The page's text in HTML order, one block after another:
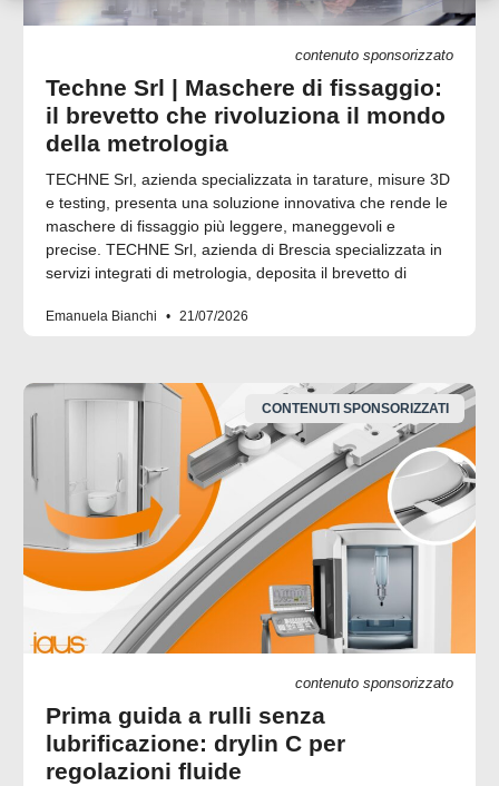
contenuto sponsorizzato
Techne Srl | Maschere di fissaggio:
il brevetto che rivoluziona il mondo
della metrologia
TECHNE Srl, azienda specializzata in tarature, misure 3D
e testing, presenta una soluzione innovativa che rende le
maschere di fissaggio più leggere, maneggevoli e
precise. TECHNE Srl, azienda di Brescia specializzata in
servizi integrati di metrologia, deposita il brevetto di
Emanuela Bianchi 21/07/2026
CONTENUTI SPONSORIZZATI
contenuto sponsorizzato
Prima guida a rulli senza
lubrificazione: drylin C per
regolazioni fluide